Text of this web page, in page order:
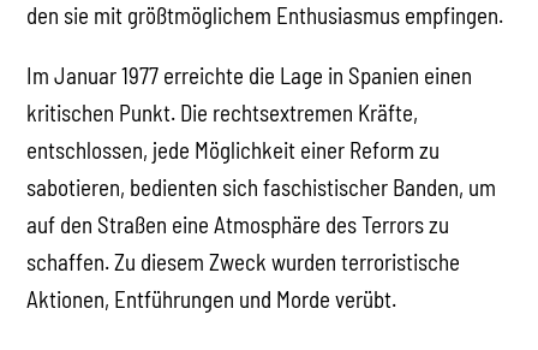
den sie mit größtmöglichem Enthusiasmus empfingen.
Im Januar 1977 erreichte die Lage in Spanien einen
kritischen Punkt. Die rechtsextremen Kräfte,
entschlossen, jede Möglichkeit einer Reform zu
sabotieren, bedienten sich faschistischer Banden, um
auf den Straßen eine Atmosphäre des Terrors zu
schaffen. Zu diesem Zweck wurden terroristische
Aktionen, Entführungen und Morde verübt.